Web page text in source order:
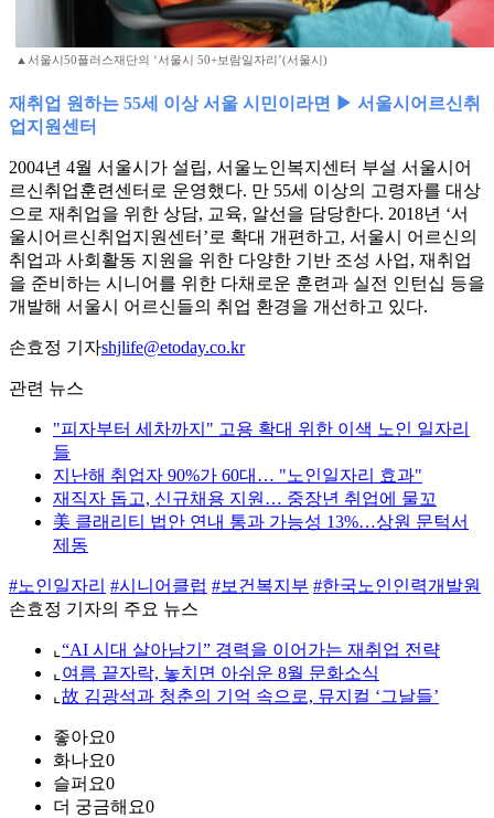
▲서울시50플러스재단의 ‘서울시 50+보람일자리’(서울시)
재취업 원하는 55세 이상 서울 시민이라면 ▶ 서울시어르신취
업지원센터
2004년 4월 서울시가 설립, 서울노인복지센터 부설 서울시어
르신취업훈련센터로 운영했다. 만 55세 이상의 고령자를 대상
으로 재취업을 위한 상담, 교육, 알선을 담당한다. 2018년 ‘서
울시어르신취업지원센터’로 확대 개편하고, 서울시 어르신의
취업과 사회활동 지원을 위한 다양한 기반 조성 사업, 재취업
을 준비하는 시니어를 위한 다채로운 훈련과 실전 인턴십 등을
개발해 서울시 어르신들의 취업 환경을 개선하고 있다.
손효정 기자shjlife@etoday.co.kr
관련 뉴스
"피자부터 세차까지" 고용 확대 위한 이색 노인 일자리
들
지난해 취업자 90%가 60대… "노인일자리 효과"
재직자 돕고, 신규채용 지원… 중장년 취업에 물꼬
美 클래리티 법안 연내 통과 가능성 13%…상원 문턱서
제동
#노인일자리 #시니어클럽 #보건복지부 #한국노인인력개발원
손효정 기자의 주요 뉴스
⌞ “AI 시대 살아남기” 경력을 이어가는 재취업 전략
⌞ 여름 끝자락, 놓치면 아쉬운 8월 문화소식
⌞ 故 김광석과 청춘의 기억 속으로, 뮤지컬 ‘그날들’
좋아요0
화나요0
슬퍼요0
더 궁금해요0